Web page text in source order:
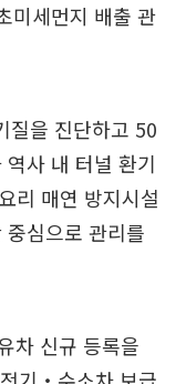
미세먼지 배출 관
질을 진단하고 50
사 내 터널 환기
리 매연 방지시설
심으로 관리를
차 신규 등록을